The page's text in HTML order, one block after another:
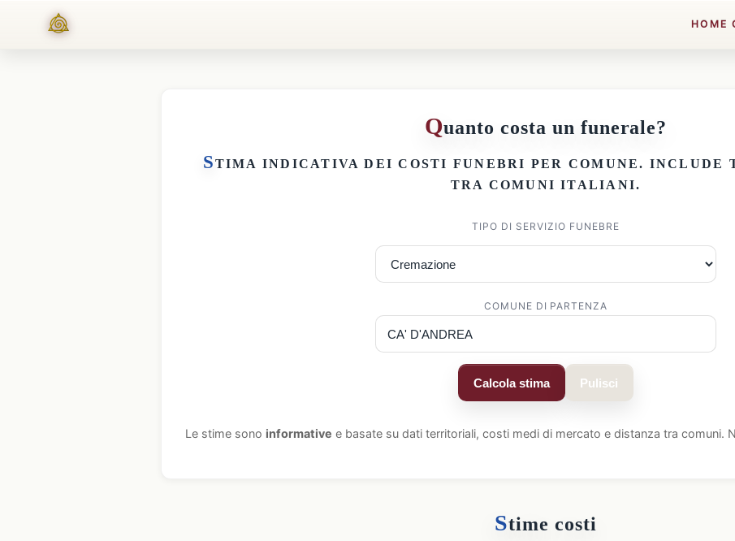
HOME
Quanto costa un funerale?
STIMA INDICATIVA DEICOSTI FUNEBRI PER COMUNE. INCLUDE
TRA COMUNI ITALIANI.
TIPO DI SERVIZIO FUNEBRE
COMUNE DI PARTENZA
Calcola stima Pulisci
Le stime sono informative e basate su dati territoriali, costi medi di mercato e distanza tra comuni.
Stime costi